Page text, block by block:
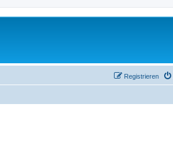
Registrieren